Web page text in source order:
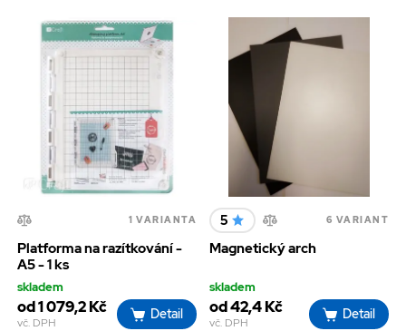
1 VARIANTA
Platforma na razítkování -
A5 - 1 ks
skladem
od 1 079,2 Kč
vč. DPH
Detail
5 6 VARIANT
Magnetický arch
skladem
od 42,4 Kč
vč. DPH
Detail